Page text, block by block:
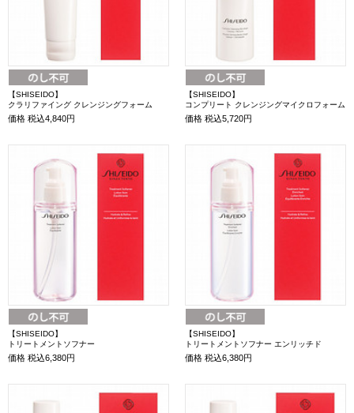
【SHISEIDO】
クラリファイング クレンジングフォーム
価格 税込4,840円
【SHISEIDO】
コンプリート クレンジングマイクロフォーム
価格 税込5,720円
【SHISEIDO】
トリートメントソフナー
価格 税込6,380円
【SHISEIDO】
トリートメントソフナー エンリッチド
価格 税込6,380円